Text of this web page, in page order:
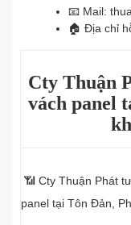
📧 Mail:
🏠 Địa chỉ
Cty Thuận
vách panel
📶 Cty Thuận Phát
panel tại Tôn Ðản,